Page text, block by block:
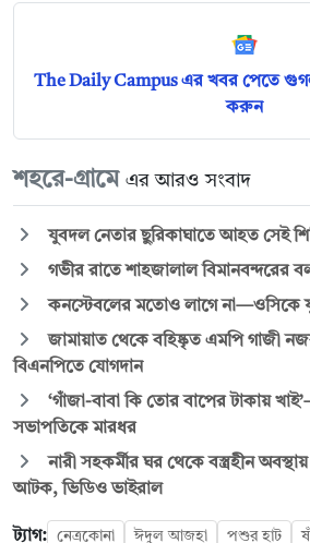
The Daily Campus এর খবর পেতে
করুন
শহরে-গ্রামে এর আরও সংবাদ
যুবদল নেতার ছুরিকাঘাতে আহত সেই
গভীর রাতে শাহজালাল বিমানবন্দরের
কনস্টেবলের মতোও লাগে না—ওসিকে
জামায়াত থেকে বহিষ্কৃত এমপি গাজী
বিএনপিতে যোগদান
‘গাঁজা-বাবা কি তোর বাপের টাকায়
সভাপতিকে মারধর
নারী সহকর্মীর ঘর থেকে বস্ত্রহীন
আটক, ভিডিও ভাইরাল
ট্যাগ: নেত্রকোনা ঈদুল আজহা পশুর হাট